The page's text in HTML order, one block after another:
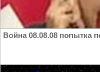
Война 08.08.08 попытка